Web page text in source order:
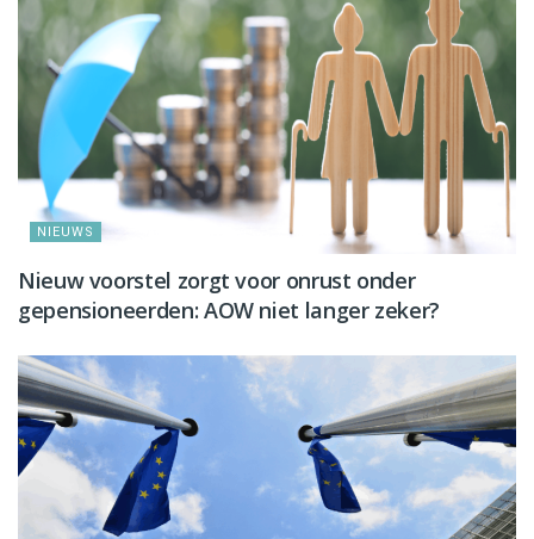
NIEUWS
Nieuw voorstel zorgt voor onrust onder
gepensioneerden: AOW niet langer zeker?